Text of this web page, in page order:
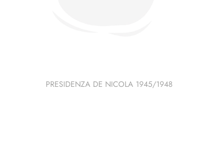
PRESIDENZA DE NICOLA 1945/1948